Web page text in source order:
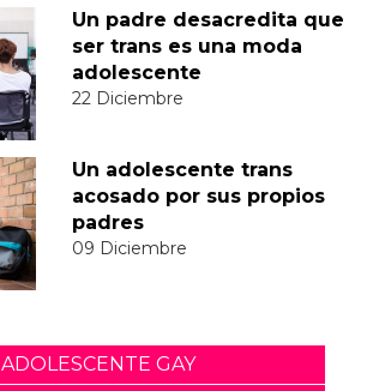
Un padre desacredita que
ser trans es una moda
adolescente
22 Diciembre
Un adolescente trans
acosado por sus propios
padres
09 Diciembre
ADOLESCENTE GAY